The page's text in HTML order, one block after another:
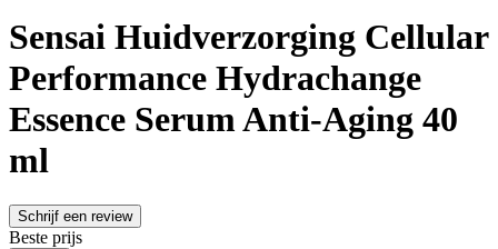
Sensai Huidverzorging Cellular
Performance Hydrachange
Essence Serum Anti-Aging 40
ml
Schrijf een review
Beste prijs